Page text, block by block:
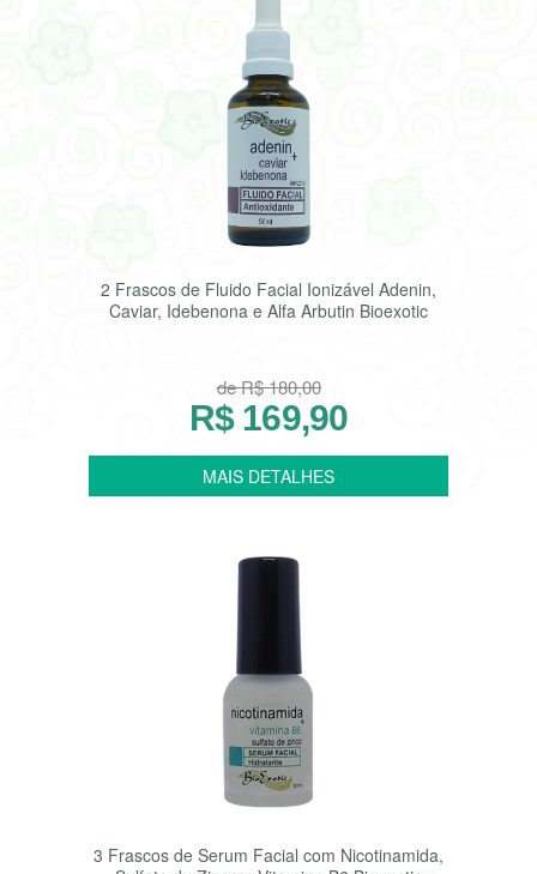
2 Frascos de Fluido Facial Ionizável Adenin,
Caviar, Idebenona e Alfa Arbutin Bioexotic
de R$ 180,00
R$ 169,90
3 Frascos de Serum Facial com Nicotinamida,